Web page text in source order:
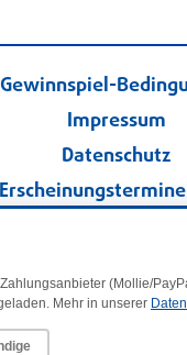
Gewinnspiel-
Impressum
Datenschutz
Kleinanzeigen
(Mollie/
Mehr in unserer